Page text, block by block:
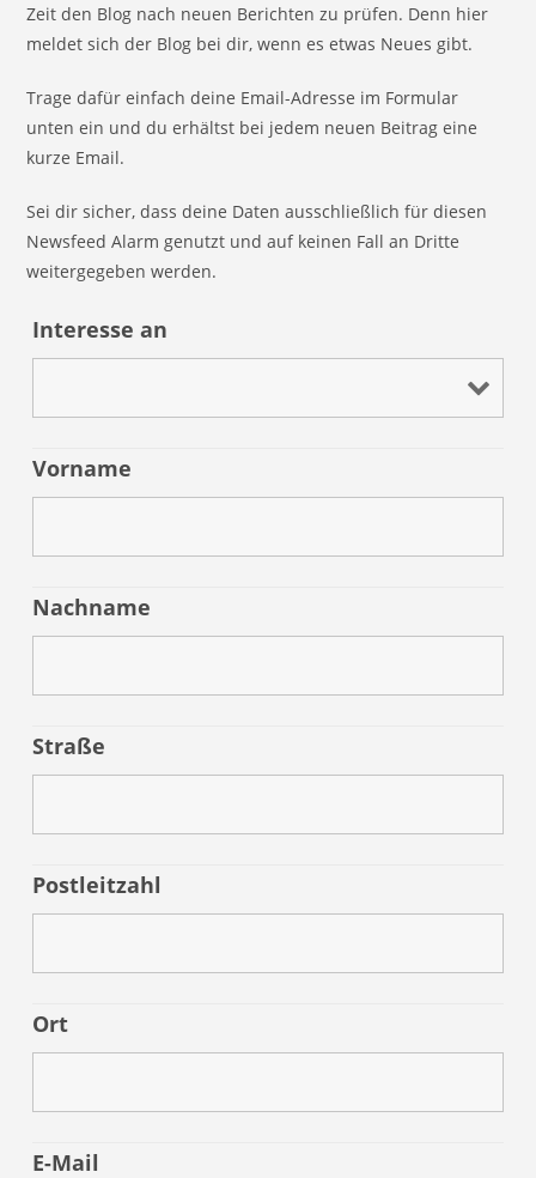
Zeit den Blog nach neuen Berichten zu prüfen. Denn hier
meldet sich der Blog bei dir, wenn es etwas Neues gibt.
Trage dafür einfach deine Email-Adresse im Formular
unten ein und du erhältst bei jedem neuen Beitrag eine
kurze Email.
Sei dir sicher, dass deine Daten ausschließlich für diesen
Newsfeed Alarm genutzt und auf keinen Fall an Dritte
weitergegeben werden.
Interesse an
Vorname
Nachname
Straße
Postleitzahl
Ort
E-Mail